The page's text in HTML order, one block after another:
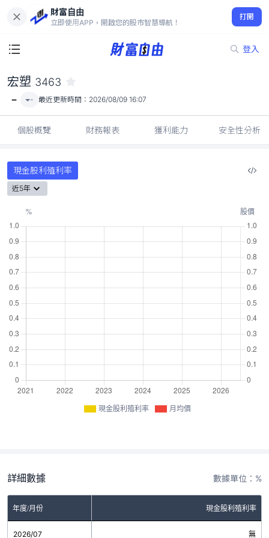
財富自由
立即使用APP，開啟您的股市智慧導航！
打開
登入
-
宏塑 3463
- - 最近更新時間： 2026/08/09 16:07
個股概覽 財務報表 獲利能力 安全性分析
現金股利殖利率
近5年
現金股利殖利率 月均價
詳細數據 數據單位：%
年度/月份 現金股利殖利率
2026/07 無